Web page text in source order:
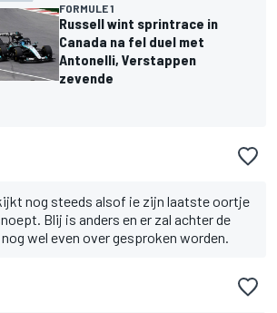
FORMULE 1
Russell wint sprintrace in
Canada na fel duel met
Antonelli, Verstappen
zevende
nog steeds alsof ie zijn laatste oortje
Blij is anders en er zal achter de
wel even over gesproken worden.